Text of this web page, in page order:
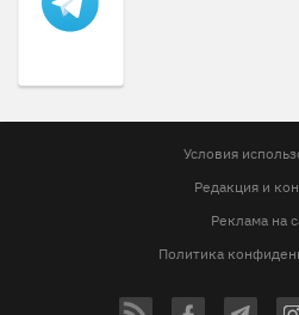
Условия
Редакция и
Реклама на
Политика